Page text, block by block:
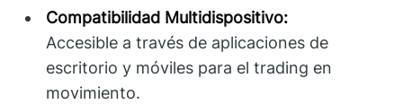
Compatibilidad Multidispositivo:
Accesible a través de aplicaciones de
escritorio y móviles para el trading en
movimiento.